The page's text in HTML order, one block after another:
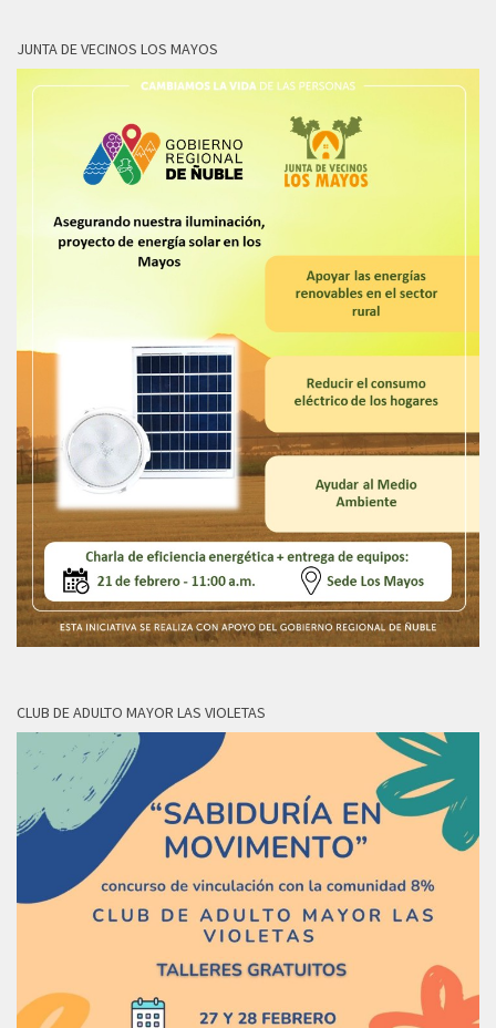
JUNTA DE VECINOS LOS MAYOS
CLUB DE ADULTO MAYOR LAS VIOLETAS